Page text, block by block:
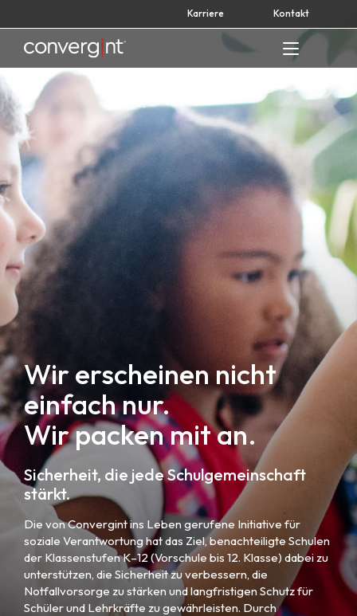
to
content
Karriere Kontakt
Home
Wir erscheinen nicht
einfach nur.
Wir packen mit an.
Sicherheit, die jede Schulgemeinschaft
stärkt.
Die von Convergint ins Leben gerufene Initiative für
soziale Verantwortung hat das Ziel, benachteiligte Schulen
der Klassenstufen K–12 (Vorschule bis 12. Klasse) dabei zu
unterstützen, die Sicherheit zu verbessern, die
Notfallvorsorge zu stärken und langfristigen Schutz für
Schüler und Lehrkräfte zu gewährleisten. Durch